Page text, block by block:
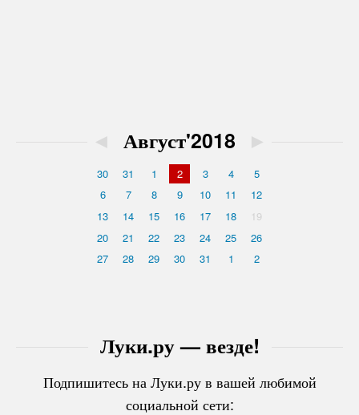
Луки.ру — везде!
Подпишитесь на Луки.ру в вашей любимой
социальной сети:
◄ Август'2018 ►
30 31 1 2 3 4
5
6
7 8 9 10 11
12
13
14 15 16 17 18
19
20
21 22 23 24 25
26
27
28 29 30 31 1 2